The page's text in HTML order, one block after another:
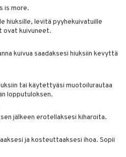
is more.
hiuksille, levitä pyyhekuivatuille
ovat kuivuneet.
kuivua saadaksesi hiuksiin kevyttä
tai käytettyäsi muotoilurautaa
lopputuloksen.
jälkeen erotellaksesi kiharoita.
ja kosteuttaaksesi ihoa. Sopii